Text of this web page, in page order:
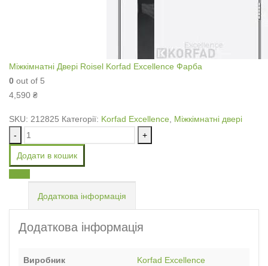
Міжкімнатні Двері Roisel Korfad Excellence Фарба
0 out of 5
4,590 ₴
SKU: 212825 Категорії: Korfad Excellence Міжкімнатні двері
-
+
Додати в кошик
Додаткова інформація
Додаткова інформація
Виробник Korfad Excellence